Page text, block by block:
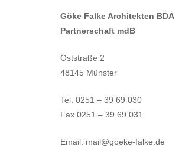
Göke Falke Architekten BDA
Partnerschaft mdB
Oststraße 2
48145 Münster
Tel. 0251 – 39 69 030
Fax 0251 – 39 69 031
Email: mail@goeke-falke.de